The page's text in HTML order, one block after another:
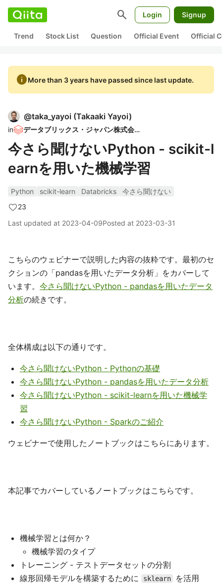
search Login Signup
Trend Stock List Question Official Event Official
infoMore than 3 years have passed since last update.
@taka_yayoi (Takaaki Yayoi)
in データブリックス・ジャパン株式会社
今さら聞けないPython - scikit-l
earnを用いた機械学習
Python scikit-learn Databricks
今さら聞けない
23
Last updated at 2023-04-09Posted at 2023-03-31
こちらのウェビナーで説明した内容の抜粋です。最初のセ
クションの「pandasを用いたデータ分析」をカバーして
います。 今さら聞けないPython - pandasを用いたデータ
分析の続きです。
全体構成は以下の通りです。
今さら聞けないPython - Pythonの基礎
今さら聞けないPython - pandasを用いたデータ分析
今さら聞けないPython - scikit-learnを用いた機械学
習
今さら聞けないPython - Sparkのご紹介
ウェビナーで使用したノートブックはこちらにあります。
本記事でカバーしているノートブックはこちらです。
機械学習とは何か？
機械学習のタイプ
トレーニング - テストデータセットの分割
線形回帰モデルを構築するために
sklearn
を活用